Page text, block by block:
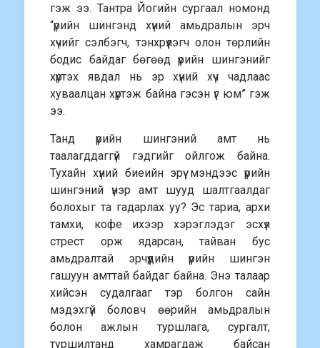
гэж ээ. Тантра Йогийн сургаал номонд
“үрийн шингэнд хүний амьдралын эрч
хүчийг сэлбэгч, тэнхрүүлэгч олон төрлийн
бодис байдаг бөгөөд үрийн шингэнийг
хүртэх явдал нь эр хүний хүч чадлаас
хуваалцан хүртэж байна гэсэн үг юм” гэж
ээ.
Танд үрийн шингэний амт нь
таалагддаггүй гэдгийг ойлгож байна.
Тухайн хүний биеийн эрүү мэндээс үрийн
шингэний үнэр амт шууд шалтгаалдаг
болохыг та гадарлах уу? Эс тариа, архи
тамхи, кофе ихээр хэрэглэдэг эсхүл
стрест орж ядарсан, тайван бус
амьдралтай эрчүүдийн үрийн шингэн
гашуун амттай байдаг байна. Энэ талаар
хийсэн судалгааг тэр болгон сайн
мэдэхгүй боловч өөрийн амьдралын
болон ажлын туршлага, сургалт,
туршилтанд хамрагдаж байсан